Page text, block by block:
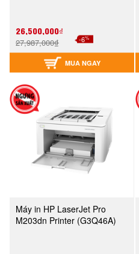
26,500,000₫
27,987,000₫ -6%
MUA NGAY
Máy in HP LaserJet Pro
M203dn Printer (G3Q46A)